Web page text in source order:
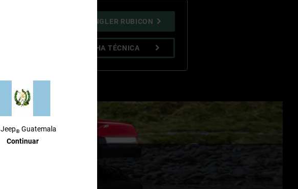
Jeep® Guatemala
Continuar
QUIERO MI JEEP WRANGLER RUBICON
DESCARGA LA FICHA TÉCNICA